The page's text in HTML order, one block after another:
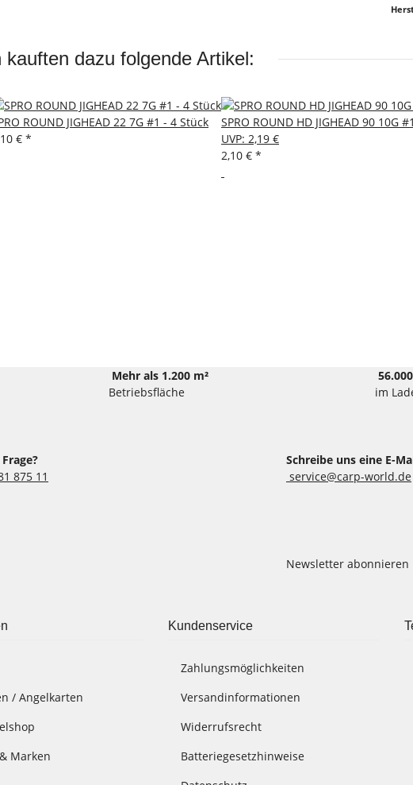
kauften dazu folgende Artikel:
ROUND JIGHEAD 22 7G #1 - 4 Stück
€ *
SPRO ROUND HD JIGHEAD 90 10G
UVP: 2,19 €
2,10 € *
Mehr als 1.200 m²
Betriebsfläche
im
875 11
Schreibe uns eine E-
service@carp-world.de
Newsletter abonnieren
/ Angelkarten
Marken
Kundenservice
Zahlungsmöglichkeiten
Versandinformationen
Widerrufsrecht
Batteriegesetzhinweise